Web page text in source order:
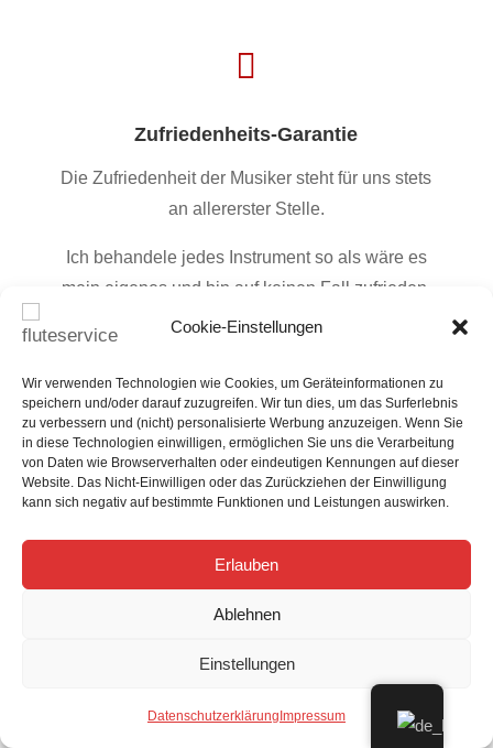
Cookie-Einstellungen
Wir verwenden Technologien wie Cookies, um Geräteinformationen zu
speichern und/oder darauf zuzugreifen. Wir tun dies, um das Surferlebnis
zu verbessern und (nicht) personalisierte Werbung anzuzeigen. Wenn Sie
in diese Technologien einwilligen, ermöglichen Sie uns die Verarbeitung
von Daten wie Browserverhalten oder eindeutigen Kennungen auf dieser
Website. Das Nicht-Einwilligen oder das Zurückziehen der Einwilligung
kann sich negativ auf bestimmte Funktionen und Leistungen auswirken.
Erlauben
Ablehnen
Einstellungen
Datenschutzerklärung Impressum

Zufriedenheits-Garantie
Die Zufriedenheit der Musiker steht für uns stets
an allererster Stelle.
Ich behandele jedes Instrument so als wäre es
mein eigenes und bin auf keinen Fall zufrieden,
ehe du es nicht auch bist. Auf deinen COA-Service
Generalüberholung 12 Monate Garantie. Sollten
innerhalb dieser Zeit wider Erwarten
Nachregulierungen nötig sein, so werden diese
selbstverständlich kostenlos durchgeführt.

Professionelle Wartung
an unsere Arbeit, sondern auch an die Qualität der
von uns verwendeten Materialien. Wir verwenden